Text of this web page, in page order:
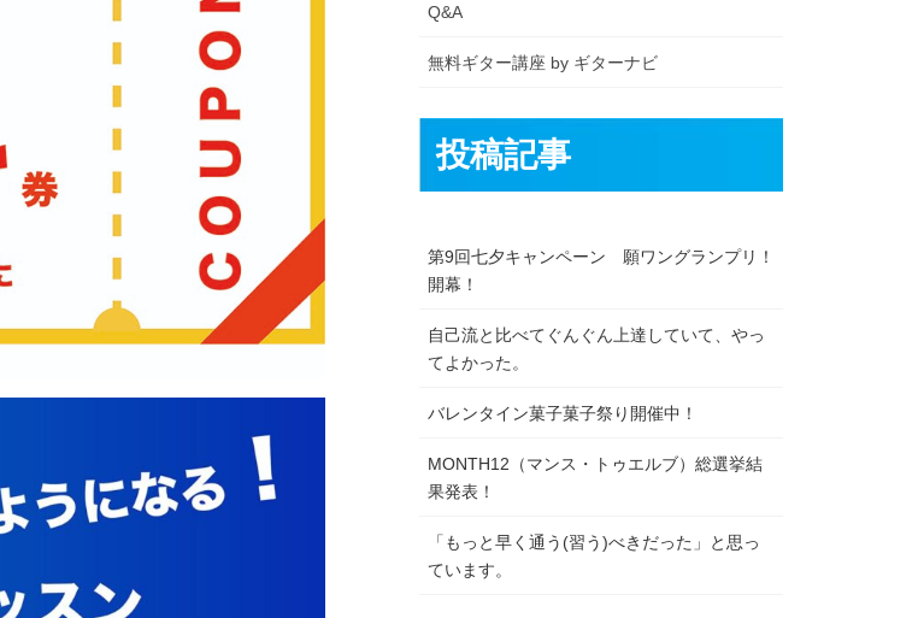
Q&A
無料ギター講座 by ギターナビ
投稿記事
第9回七夕キャンペーン 願ワングランプリ！
開幕！
自己流と比べてぐんぐん上達していて、やっ
てよかった。
バレンタイン菓子菓子祭り開催中！
MONTH12（マンス・トゥエルブ）総選挙結
果発表！
「もっと早く通う(習う)べきだった」と思っ
ています。